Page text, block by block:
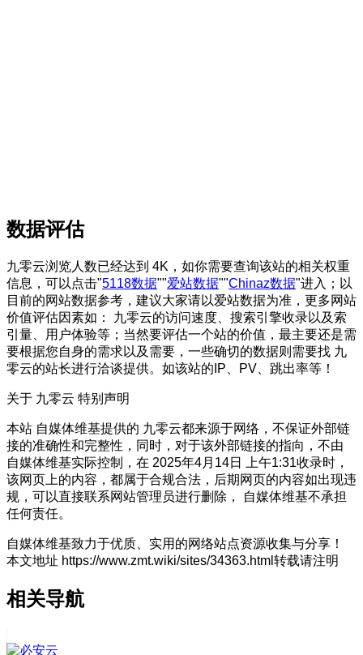
数据评估
九零云浏览人数已经达到 4K，如你需要查询该站的相关权重
信息，可以点击"5118数据""爱站数据""Chinaz数据"进入；以
目前的网站数据参考，建议大家请以爱站数据为准，更多网站
价值评估因素如： 九零云的访问速度、搜索引擎收录以及索
引量、用户体验等；当然要评估一个站的价值，最主要还是需
要根据您自身的需求以及需要，一些确切的数据则需要找 九
零云的站长进行洽谈提供。如该站的IP、PV、跳出率等！
关于 九零云 特别声明
本站 自媒体维基提供的 九零云都来源于网络，不保证外部链
接的准确性和完整性，同时，对于该外部链接的指向，不由
自媒体维基实际控制，在 2025年4月14日 上午1:31收录时，
该网页上的内容，都属于合规合法，后期网页的内容如出现违
规，可以直接联系网站管理员进行删除， 自媒体维基不承担
任何责任。
自媒体维基致力于优质、实用的网络站点资源收集与分享！
本文地址 https://www.zmt.wiki/sites/34363.html转载请注明
相关导航